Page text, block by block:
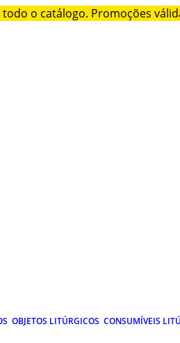
todo o catálogo. Promoções
OBJETOS LITÚRGICOS CONSUMÍVEIS